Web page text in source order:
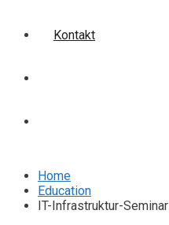
Kontakt
Home
Education
IT-Infrastruktur-Seminar